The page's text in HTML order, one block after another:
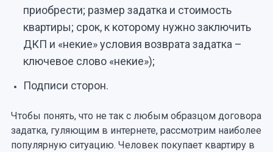
приобрести; размер задатка и стоимость
квартиры; срок, к которому нужно заключить
ДКП и «некие» условия возврата задатка –
ключевое слово «некие»);
Подписи сторон.
Чтобы понять, что не так с любым образцом договора
задатка, гуляющим в интернете, рассмотрим наиболее
популярную ситуацию. Человек покупает квартиру в